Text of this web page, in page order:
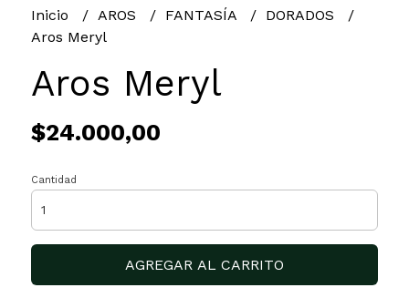
Inicio AROS FANTASÍA
DORADOS
Aros Meryl
Aros Meryl
$24.000,00
Cantidad
AGREGAR AL CARRITO